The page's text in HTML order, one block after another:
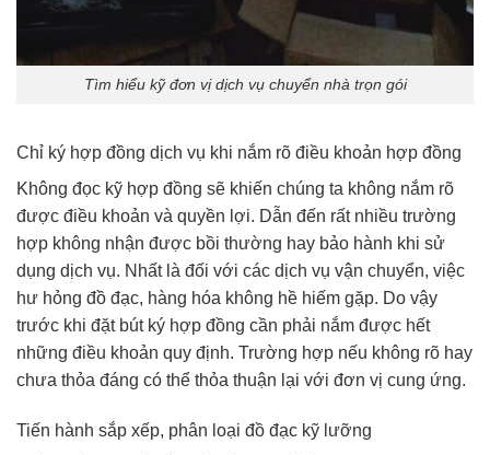
Tìm hiểu kỹ đơn vị dịch vụ chuyển nhà trọn gói
Chỉ ký hợp đồng dịch vụ khi nắm rõ điều khoản hợp đồng
Không đọc kỹ hợp đồng sẽ khiến chúng ta không nắm rõ
được điều khoản và quyền lợi. Dẫn đến rất nhiều trường
hợp không nhận được bồi thường hay bảo hành khi sử
dụng dịch vụ. Nhất là đối với các dịch vụ vận chuyển, việc
hư hỏng đồ đạc, hàng hóa không hề hiếm gặp. Do vậy
trước khi đặt bút ký hợp đồng cần phải nắm được hết
những điều khoản quy định. Trường hợp nếu không rõ hay
chưa thỏa đáng có thể thỏa thuận lại với đơn vị cung ứng.
Tiến hành sắp xếp, phân loại đồ đạc kỹ lưỡng